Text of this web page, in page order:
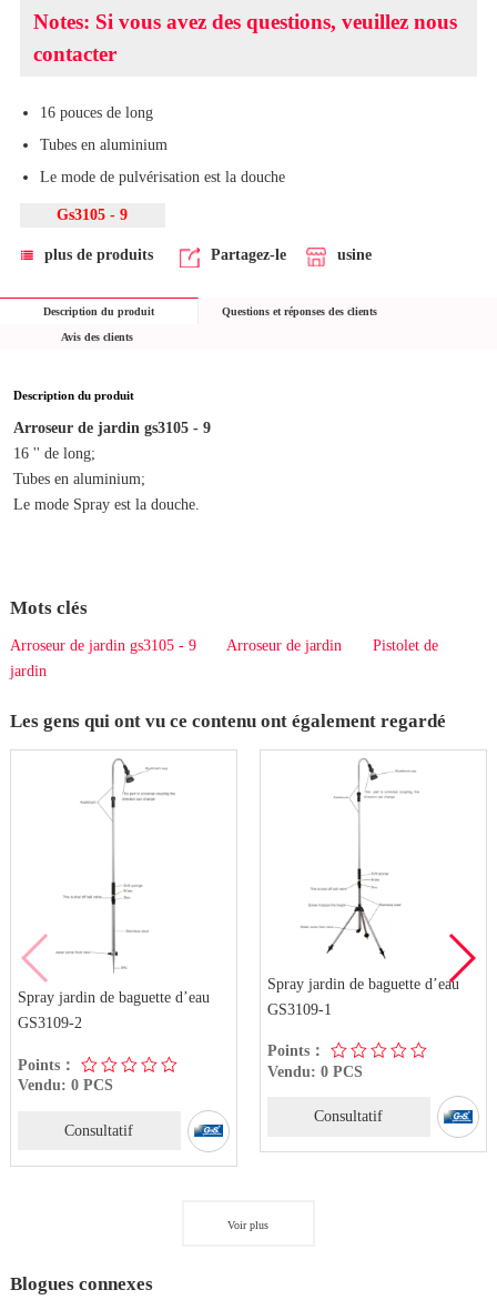
Notes: Si vous avez des questions, veuillez nous
contacter
16 pouces de long
Tubes en aluminium
Le mode de pulvérisation est la douche
Gs3105 - 9
plus de produits Partagez-le usine
Description du produit Questions et réponses des clients
Avis des clients
Description du produit
Arroseur de jardin gs3105 - 9
16 '' de long;
Tubes en aluminium;
Le mode Spray est la douche.
Mots clés
Arroseur de jardin gs3105 - 9 Arroseur de jardin
Pistolet de
jardin
Les gens qui ont vu ce contenu ont également regardé
Spray jardin de baguette d’eau
GS3109-2
Points：
Vendu: 0 PCS
Consultatif
Spray jardin de baguette d’eau
GS3109-1
Points：
Vendu: 0 PCS
Consultatif
Voir plus
Blogues connexes